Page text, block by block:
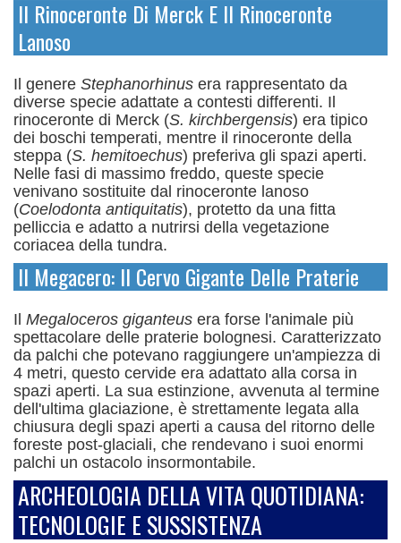
Il Rinoceronte Di Merck E Il Rinoceronte
Lanoso
Il genere Stephanorhinus era rappresentato da
diverse specie adattate a contesti differenti. Il
rinoceronte di Merck (S. kirchbergensis) era tipico
dei boschi temperati, mentre il rinoceronte della
steppa (S. hemitoechus) preferiva gli spazi aperti.
Nelle fasi di massimo freddo, queste specie
venivano sostituite dal rinoceronte lanoso
(Coelodonta antiquitatis), protetto da una fitta
pelliccia e adatto a nutrirsi della vegetazione
coriacea della tundra.
Il Megacero: Il Cervo Gigante Delle Praterie
Il Megaloceros giganteus era forse l'animale più
spettacolare delle praterie bolognesi. Caratterizzato
da palchi che potevano raggiungere un'ampiezza di
4 metri, questo cervide era adattato alla corsa in
spazi aperti. La sua estinzione, avvenuta al termine
dell'ultima glaciazione, è strettamente legata alla
chiusura degli spazi aperti a causa del ritorno delle
foreste post-glaciali, che rendevano i suoi enormi
palchi un ostacolo insormontabile.
ARCHEOLOGIA DELLA VITA QUOTIDIANA:
TECNOLOGIE E SUSSISTENZA